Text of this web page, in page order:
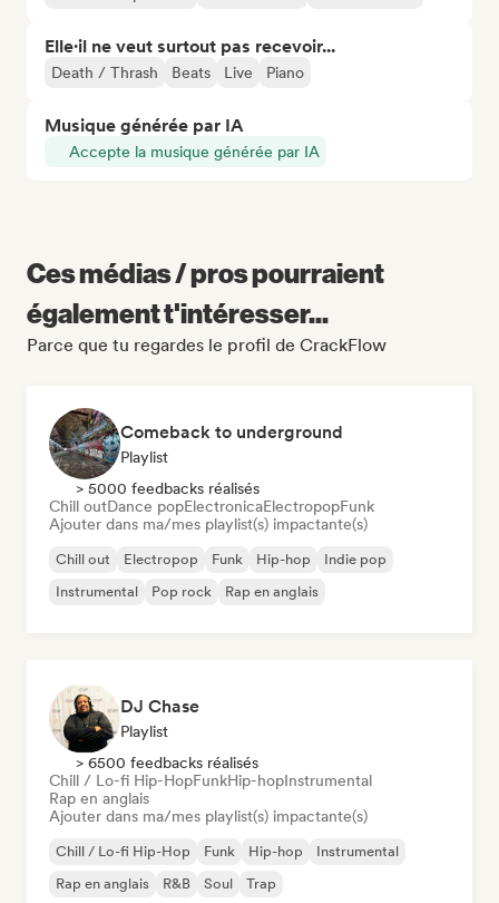
Elle·il ne veut surtout pas recevoir...
Death / Thrash Beats Live Piano
Musique générée par IA
Accepte la musique générée par IA
Ces médias / pros pourraient
également t'intéresser...
Parce que tu regardes le profil de CrackFlow
Comeback to underground
Playlist
> 5000 feedbacks réalisés
Chill outDance popElectronicaElectropopFunk
Ajouter dans ma/mes playlist(s) impactante(s)
Chill out Electropop Funk Hip-hop
Indie pop
Instrumental
Pop rock Rap en anglais
DJ Chase
Playlist
> 6500 feedbacks réalisés
Chill / Lo-fi Hip-HopFunkHip-hopInstrumental
Rap en anglais
Ajouter dans ma/mes playlist(s) impactante(s)
Chill / Lo-fi Hip-Hop Funk Hip-hop
Instrumental
Rap en anglais
R&B Soul Trap